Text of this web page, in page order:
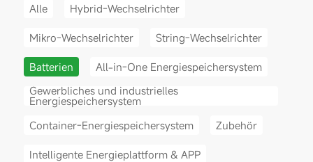
Alle
Hybrid-Wechselrichter
Mikro-Wechselrichter String-Wechselrichter
Batterien
All-in-One Energiespeichersystem
Gewerbliches und industrielles
Energiespeichersystem
Container-Energiespeichersystem
Zubehör
Intelligente Energieplattform & APP